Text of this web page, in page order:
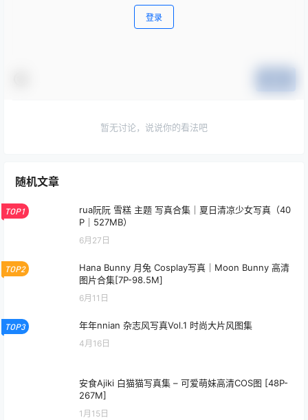
登录
暂无讨论，说说你的看法吧
随机文章
TOP1
rua阮阮 雪糕 主题 写真合集｜夏日清凉少女写真（40
P｜527MB）
6月27日
TOP2
Hana Bunny 月兔 Cosplay写真｜Moon Bunny 高清
图片合集[7P-98.5M]
6月11日
TOP3 年年nnian 杂志风写真Vol.1 时尚大片风图集
4月16日
安食Ajiki 白猫猫写真集 – 可爱萌妹高清COS图 [48P-
267M]
1月15日